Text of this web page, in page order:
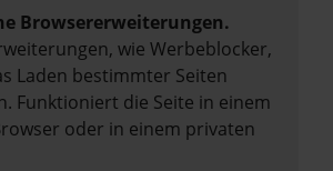
Browsererweiterungen.
wie Werbeblocker,
Laden bestimmter Seiten
Funktioniert die Seite in einem
oder in einem privaten